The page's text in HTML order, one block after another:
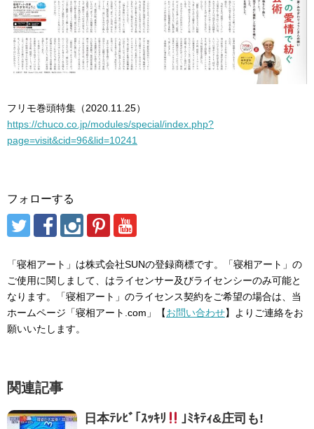
フリモ巻頭特集（2020.11.25）
https://chuco.co.jp/modules/special/index.php?
page=visit&cid=96&lid=10241
フォローする
「寝相アート」は株式会社SUNの登録商標です。「寝相アート」の
ご使用に関しまして、はライセンサー及びライセンシーのみ可能と
なります。「寝相アート」のライセンス契約をご希望の場合は、当
ホームページ「寝相アート.com」【お問い合わせ】よりご連絡をお
願いいたします。
関連記事
日本ﾃﾚﾋﾞ｢ｽｯｷﾘ ｣ﾐｷﾃｨ&庄司も!